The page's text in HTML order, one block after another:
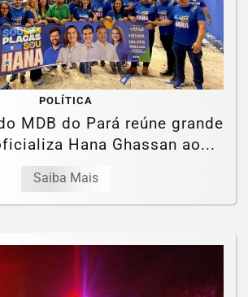
POLÍTICA
MDB do Pará reúne grande
Hana Ghassan ao...
Saiba Mais